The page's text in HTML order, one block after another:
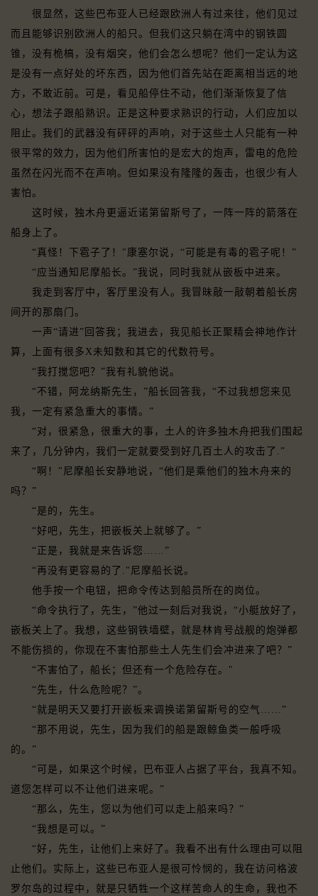
很显然，这些巴布亚人已经跟欧洲人有过来往，他们见过
而且能够识别欧洲人的船只。但我们这只躺在湾中的钢铁圆
锥，没有桅槁，没有烟突，他们会怎么想呢？他们一定认为这
是没有一点好处的坏东西，因为他们首先站在距离相当远的地
方，不敢近前。可是，看见船停住不动，他们渐渐恢复了信
心，想法子跟船熟识。正是这种要求熟识的行动，人们应加以
阻止。我们的武器没有砰砰的声响，对于这些土人只能有一种
很平常的效力，因为他们所害怕的是宏大的炮声，雷电的危险
虽然在闪光而不在声响。但如果没有隆隆的轰击，也很少有人
害怕。
这时候，独木舟更逼近诺第留斯号了，一阵一阵的箭落在
船身上了。
“真怪！下雹子了！"康塞尔说，“可能是有毒的雹子呢！”
“应当通知尼摩船长。”我说，同时我就从嵌板中进来。
我走到客厅中，客厅里没有人。我冒昧敲一敲朝着船长房
间开的那扇门。
一声“请进”回答我；我进去，我见船长正聚精会神地作计
算，上面有很多X未知数和其它的代数符号。
“我打搅您吧？”我有礼貌他说。
“不错，阿龙纳斯先生，”船长回答我，“不过我想您来见
我，一定有紧急重大的事情。”
“对，很紧急，很重大的事，土人的许多独木舟把我们围起
来了，几分钟内，我们一定就要受到好几百土人的攻击了.”
“啊！"尼摩船长安静地说，“他们是乘他们的独木舟来的
吗？”
“是的，先生。
“好吧，先生，把嵌板关上就够了。”
“正是，我就是来告诉您……”
“再没有更容易的了."尼摩船长说。
他手按一个电钮，把命令传达到船员所在的岗位。
“命令执行了，先生，”他过一刻后对我说，“小艇放好了，
嵌板关上了。我想，这些钢铁墙壁，就是林肯号战舰的炮弹都
不能伤损的，你现在不害怕那些土人先生们会冲进来了吧？”
“不害怕了，船长；但还有一个危险存在。"
“先生，什么危险呢？”。
“就是明天又要打开嵌板来调换诺第留斯号的空气……”
“那不用说，先生，因为我们的船是跟鲸鱼类一般呼吸
的。”
“可是，如果这个时候，巴布亚人占据了平台，我真不知。
道您怎样可以不让他们进来呢。”
“那么，先生，您以为他们可以走上船来吗？”
“我想是可以。”
“好，先生，让他们上来好了。我看不出有什么理由可以阻
止他们。实际上，这些已布亚人是很可怜悯的，我在访问格波
罗尔岛的过程中，就是只牺牲一个这样苦命人的生命，我也不